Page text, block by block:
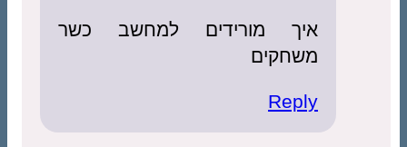
איך מורידים למחשב כשר
משחקים
Reply